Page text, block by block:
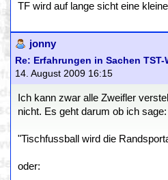
TF wird auf lange sicht eine
jonny
Re: Erfahrungen in Sachen
14. August 2009 16:15
Ich kann zwar alle Zweifler
nicht. Es geht darum ob ich sage:
"Tischfussball wird die
oder: